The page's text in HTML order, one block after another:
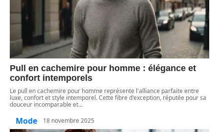
Pull en cachemire pour homme : élégance et
confort intemporels
Le pull en cachemire pour homme représente l'alliance parfaite entre
luxe, confort et style intemporel. Cette fibre d'exception, réputée pour sa
douceur incomparable et…
Mode 18 novembre 2025